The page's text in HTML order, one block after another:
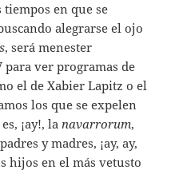
en que se
alegrarse el ojo
, será menester
para ver programas de
el de Xabier Lapitz o el
los que se expelen
¡ay!, lanavarrorum,
y madres, ¡ay, ay,
hijos en el más vetusto